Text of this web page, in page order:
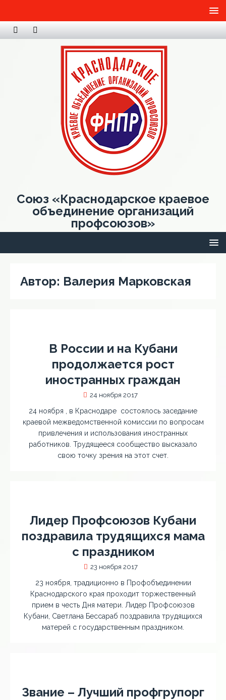
Союз «Краснодарское краевое
объединение организаций
профсоюзов»
Автор: Валерия Марковская
В России и на Кубани
продолжается рост
иностранных граждан
24 ноября 2017
24 ноября , в Краснодаре состоялось заседание
краевой межведомственной комиссии по вопросам
привлечения и использования иностранных
работников. Трудящееся сообщество высказало
свою точку зрения на этот счет.
Лидер Профсоюзов Кубани
поздравила трудящихся мама
с праздником
23 ноября 2017
23 ноября, традиционно в Профобъединении
Краснодарского края проходит торжественный
прием в честь Дня матери. Лидер Профсоюзов
Кубани, Светлана Бессараб поздравила трудящихся
матерей с государственным праздником.
Звание – Лучший профгрупорг